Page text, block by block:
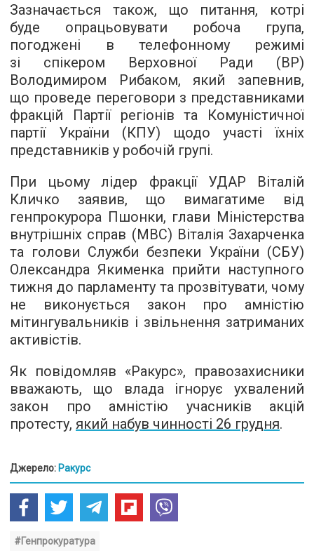
Зазначається також, що питання, котрі
буде опрацьовувати робоча група,
погоджені в телефонному режимі
зі спікером Верховної Ради (ВР)
Володимиром Рибаком, який запевнив,
що проведе переговори з представниками
фракцій Партії регіонів та Комуністичної
партії України (КПУ) щодо участі їхніх
представників у робочій групі.
При цьому лідер фракції УДАР Віталій
Кличко заявив, що вимагатиме від
генпрокурора Пшонки, глави Міністерства
внутрішніх справ (МВС) Віталія Захарченка
та голови Служби безпеки України (СБУ)
Олександра Якименка прийти наступного
тижня до парламенту та прозвітувати, чому
не виконується закон про амністію
мітингувальників і звільнення затриманих
активістів.
Як повідомляв «Ракурс», правозахисники
вважають, що влада ігнорує ухвалений
закон про амністію учасників акцій
протесту, який набув чинності 26 грудня.
Джерело: Ракурс
#Генпрокуратура